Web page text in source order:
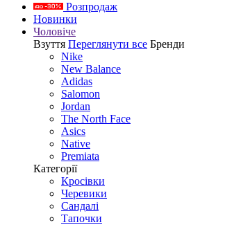
Розпродаж
Новинки
Чоловіче
Взуття Переглянути все Бренди
Nike
New Balance
Adidas
Salomon
Jordan
The North Face
Asics
Native
Premiata
Категорії
Кросівки
Черевики
Сандалі
Tапочки